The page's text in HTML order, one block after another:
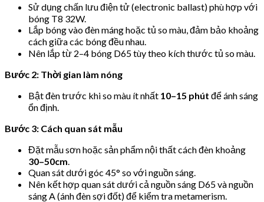
Sử dụng chấn lưu điện tử (electronic ballast) phù hợp với
bóng T8 32W.
Lắp bóng vào đèn máng hoặc tủ so màu, đảm bảo khoảng
cách giữa các bóng đều nhau.
Nên lắp từ 2–4 bóng D65 tùy theo kích thước tủ so màu.
Bước 2: Thời gian làm nóng
Bật đèn trước khi so màu ít nhất 10–15 phút để ánh sáng
ổn định.
Bước 3: Cách quan sát mẫu
Đặt mẫu sơn hoặc sản phẩm nội thất cách đèn khoảng
30–50cm
Quan sát dưới góc 45° so với nguồn sáng.
Nên kết hợp quan sát dưới cả nguồn sáng D65 và nguồn
sáng A (ánh đèn sợi đốt) để kiểm tra metamerism.